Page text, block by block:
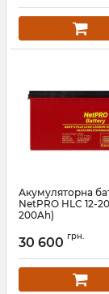
Акумуляторна
NetPRO HLC 12-
200Ah)
30 600 грн.